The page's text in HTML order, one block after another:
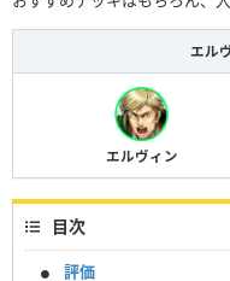
エル
エルヴィン
目次
評価